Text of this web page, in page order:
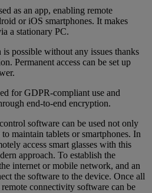
as an app, enabling remote
or iOS smartphones. It makes
a stationary PC.
possible without any issues thanks
Permanent access can be set up
for GDPR-compliant use and
end-to-end encryption.
software can be used not only
maintain tablets or smartphones. In
access smart glasses with this
approach. To establish the
internet or mobile network, and an
the software to the device. Once all
connectivity software can be